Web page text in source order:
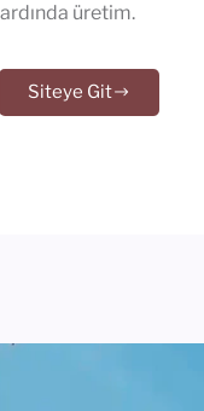
üretim.
Siteye Git